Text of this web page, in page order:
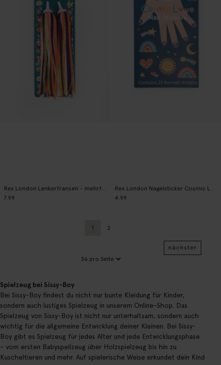
Rex London Lenkerfransen - mehrfarbig
7.99
Rex London Nagelsticker Cosmic Love
4.99
Aktuelle Seite
1
Zurück
2
nächster
Spielzeug bei Sissy-Boy
Bei Sissy-Boy findest du nicht nur bunte Kleidung für Kinder,
sondern auch lustiges Spielzeug in unserem Online-Shop. Das
Spielzeug von Sissy-Boy ist nicht nur unterhaltsam, sondern auch
wichtig für die allgemeine Entwicklung deiner Kleinen. Bei Sissy-
Boy gibt es Spielzeug für jedes Alter und jede Entwicklungsphase
– vom ersten Babyspeilzeug über Holzspielzeug bis hin zu
Kuscheltieren und mehr. Auf spielerische Weise erkundet dein Kind